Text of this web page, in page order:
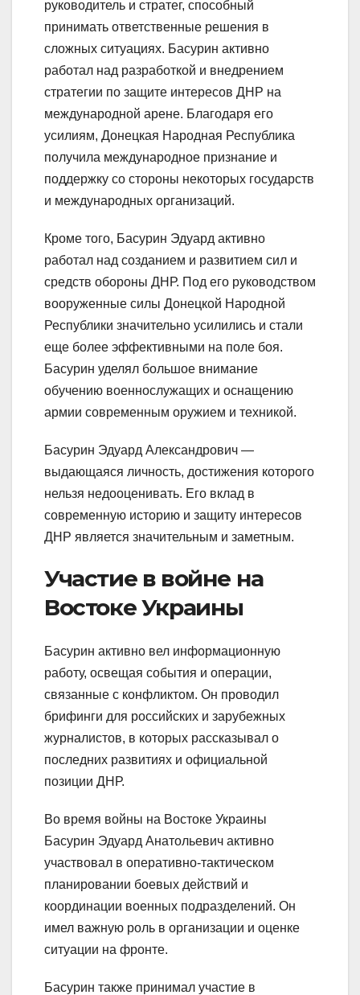
руководитель и стратег, способный
принимать ответственные решения в
сложных ситуациях. Басурин активно
работал над разработкой и внедрением
стратегии по защите интересов ДНР на
международной арене. Благодаря его
усилиям, Донецкая Народная Республика
получила международное признание и
поддержку со стороны некоторых государств
и международных организаций.
Кроме того, Басурин Эдуард активно
работал над созданием и развитием сил и
средств обороны ДНР. Под его руководством
вооруженные силы Донецкой Народной
Республики значительно усилились и стали
еще более эффективными на поле боя.
Басурин уделял большое внимание
обучению военнослужащих и оснащению
армии современным оружием и техникой.
Басурин Эдуард Александрович —
выдающаяся личность, достижения которого
нельзя недооценивать. Его вклад в
современную историю и защиту интересов
ДНР является значительным и заметным.
Участие в войне на
Востоке Украины
Басурин активно вел информационную
работу, освещая события и операции,
связанные с конфликтом. Он проводил
брифинги для российских и зарубежных
журналистов, в которых рассказывал о
последних развитиях и официальной
позиции ДНР.
Во время войны на Востоке Украины
Басурин Эдуард Анатольевич активно
участвовал в оперативно-тактическом
планировании боевых действий и
координации военных подразделений. Он
имел важную роль в организации и оценке
ситуации на фронте.
Басурин также принимал участие в